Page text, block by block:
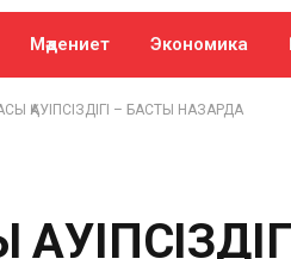
Мәдениет Экономика
ҚАУІПСІЗДІГІ – БАСТЫ НАЗАРДА